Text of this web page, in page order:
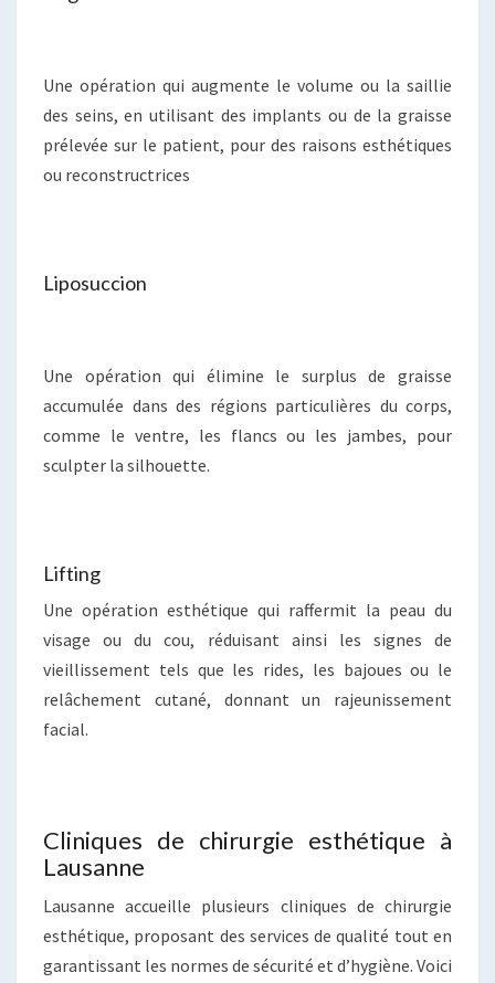
Une opération qui augmente le volume ou la saillie
des seins, en utilisant des implants ou de la graisse
prélevée sur le patient, pour des raisons esthétiques
ou reconstructrices
Liposuccion
Une opération qui élimine le surplus de graisse
accumulée dans des régions particulières du corps,
comme le ventre, les flancs ou les jambes, pour
sculpter la silhouette.
Lifting
Une opération esthétique qui raffermit la peau du
visage ou du cou, réduisant ainsi les signes de
vieillissement tels que les rides, les bajoues ou le
relâchement cutané, donnant un rajeunissement
facial.
Cliniques de chirurgie esthétique à
Lausanne
Lausanne accueille plusieurs cliniques de chirurgie
esthétique, proposant des services de qualité tout en
garantissant les normes de sécurité et d’hygiène. Voici